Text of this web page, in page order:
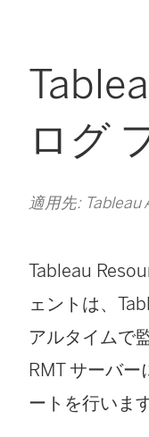
ログ
適用先:
Tableau
ェントは、
アルタイムで
RMT サーバ
ートを行います